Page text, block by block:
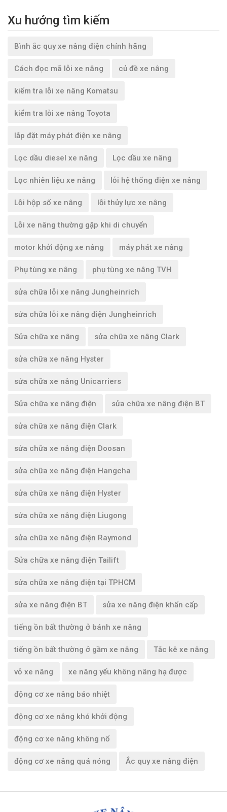
Xu hướng tìm kiếm
Bình ắc quy xe nâng điện chính hãng
Cách đọc mã lỗi xe nâng củ đề xe nâng
kiểm tra lỗi xe nâng Komatsu
kiểm tra lỗi xe nâng Toyota
lắp đặt máy phát điện xe nâng
Lọc dầu diesel xe nâng Lọc dầu xe nâng
Lọc nhiên liệu xe nâng lỗi hệ thống điện xe nâng
Lỗi hộp số xe nâng lỗi thủy lực xe nâng
Lỗi xe nâng thường gặp khi di chuyển
motor khởi động xe nâng máy phát xe nâng
Phụ tùng xe nâng phụ tùng xe nâng TVH
sửa chữa lỗi xe nâng Jungheinrich
sửa chữa lỗi xe nâng điện Jungheinrich
Sửa chữa xe nâng sửa chữa xe nâng Clark
sửa chữa xe nâng Hyster
sửa chữa xe nâng Unicarriers
Sửa chữa xe nâng điện sửa chữa xe nâng điện BT
sửa chữa xe nâng điện Clark
sửa chữa xe nâng điện Doosan
sửa chữa xe nâng điện Hangcha
sửa chữa xe nâng điện Hyster
sửa chữa xe nâng điện Liugong
sửa chữa xe nâng điện Raymond
Sửa chữa xe nâng điện Tailift
sửa chữa xe nâng điện tại TPHCM
sửa xe nâng điện BT sửa xe nâng điện khẩn cấp
tiếng ồn bất thường ở bánh xe nâng
tiếng ồn bất thường ở gầm xe nâng Tắc kê xe nâng
vỏ xe nâng xe nâng yếu không nâng hạ được
động cơ xe nâng báo nhiệt
động cơ xe nâng khó khởi động
động cơ xe nâng không nổ
động cơ xe nâng quá nóng Ắc quy xe nâng điện